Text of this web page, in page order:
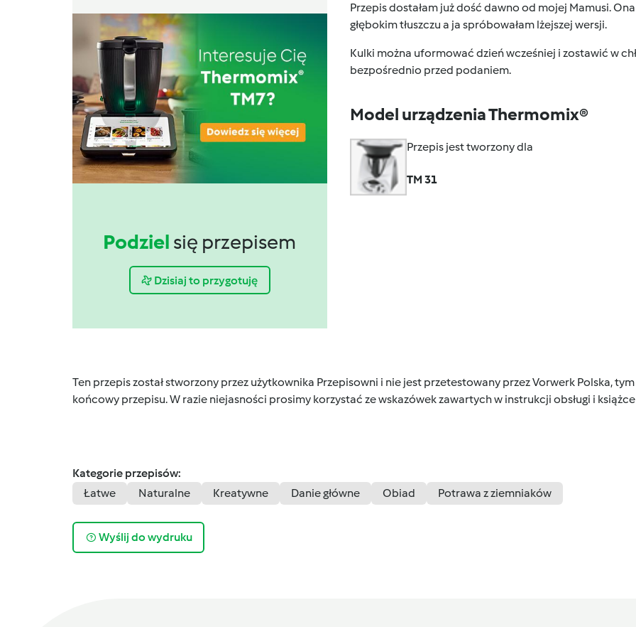
Podziel się przepisem
Dzisiaj to przygotuję
Przepis dostałam już dość dawno od mojej Mamusi.
głębokim tłuszczu a ja spróbowałam lżejszej wersji.
Kulki można uformować dzień wcześniej i zostawić w
bezpośrednio przed podaniem.
Model urządzenia Thermomix®
Przepis jest tworzony dla
TM 31
Ten przepis został stworzony przez użytkownika Przepisowni i nie jest przetestowany przez Vorwerk Polska,
końcowy przepisu. W razie niejasności prosimy korzystać ze wskazówek zawartych w instrukcji obsługi i
Kategorie przepisów:
Łatwe
Naturalne Kreatywne Danie główne Obiad Potrawa z ziemniaków
Wyślij do wydruku